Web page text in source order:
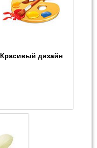
Красивый дизайн